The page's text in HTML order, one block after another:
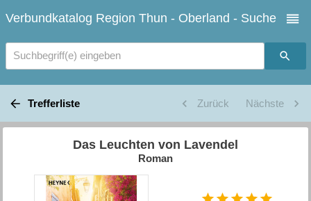
Verbundkatalog Region Thun - Oberland - Suche
Suchbegriff(e) eingeben
Trefferliste Zurück Nächste
Das Leuchten von Lavendel
Roman